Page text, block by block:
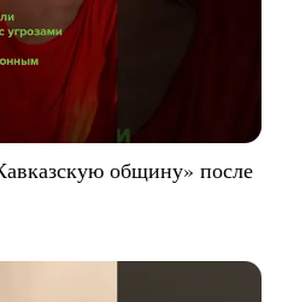
общину» после